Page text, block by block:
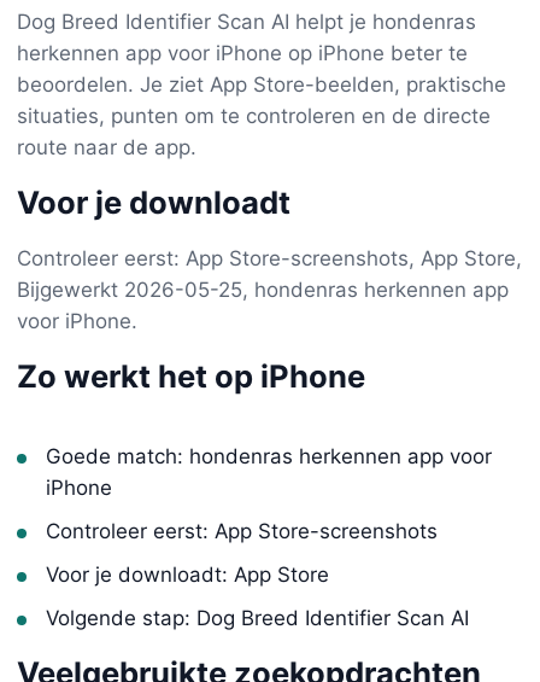
Dog Breed Identifier Scan AI helpt je hondenras
herkennen app voor iPhone op iPhone beter te
beoordelen. Je ziet App Store-beelden, praktische
situaties, punten om te controleren en de directe
route naar de app.
Voor je downloadt
Controleer eerst: App Store-screenshots, App Store,
Bijgewerkt 2026-05-25, hondenras herkennen app
voor iPhone.
Zo werkt het op iPhone
Goede match: hondenras herkennen app voor
iPhone
Controleer eerst: App Store-screenshots
Voor je downloadt: App Store
Volgende stap: Dog Breed Identifier Scan AI
Veelgebruikte zoekopdrachten